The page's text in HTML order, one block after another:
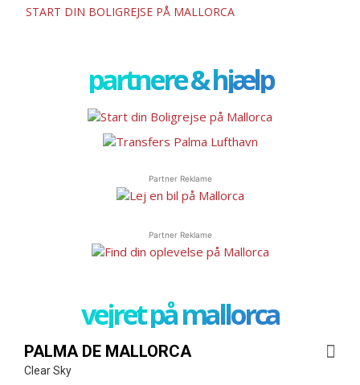
START DIN BOLIGREJSE PÅ MALLORCA
partnere & hjælp
Partner Reklame
Partner Reklame
vejret på mallorca
PALMA DE MALLORCA
Clear Sky